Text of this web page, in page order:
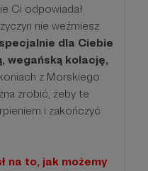
Ci odpowiadał
nie weźmiesz
specjalnie dla Ciebie
wegańską kolację,
z Morskiego
zrobić, żeby te
i zakończyć
na to, jak możemy